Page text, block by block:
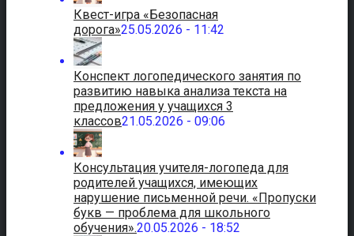
Квест-игра «Безопасная
дорога»25.05.2026 - 11:42
Конспект логопедического занятия по
развитию навыка анализа текста на
предложения у учащихся 3
классов21.05.2026 - 09:06
Консультация учителя-логопеда для
родителей учащихся, имеющих
нарушение письменной речи. «Пропуски
букв — проблема для школьного
обучения».20.05.2026 - 18:52